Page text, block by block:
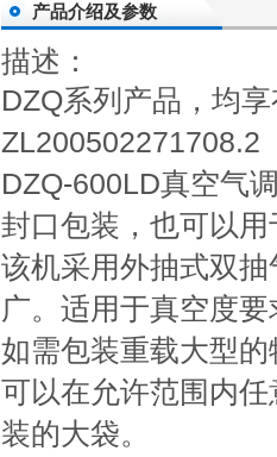
产品介绍及参数
描述：
DZQ系列产品，均
ZL200502271708.2
DZQ-600LD真空气
封口包装，也可以
该机采用外抽式双
广。适用于真空度
如需包装重载大型
可以在允许范围内
装的大袋。